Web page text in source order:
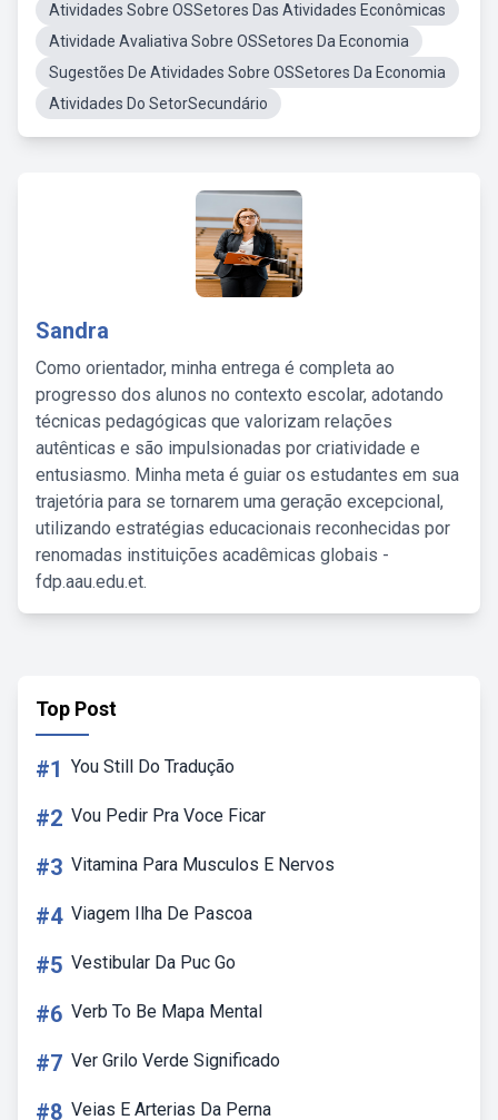
Atividades Sobre OSSetores Das Atividades Econômicas
Atividade Avaliativa Sobre OSSetores Da Economia
Sugestões De Atividades Sobre OSSetores Da Economia
Atividades Do SetorSecundário
Sandra
Como orientador, minha entrega é completa ao
progresso dos alunos no contexto escolar, adotando
técnicas pedagógicas que valorizam relações
autênticas e são impulsionadas por criatividade e
entusiasmo. Minha meta é guiar os estudantes em sua
trajetória para se tornarem uma geração excepcional,
utilizando estratégias educacionais reconhecidas por
renomadas instituições acadêmicas globais -
fdp.aau.edu.et.
Top Post
#1 You Still Do Tradução
#2 Vou Pedir Pra Voce Ficar
#3 Vitamina Para Musculos E Nervos
#4 Viagem Ilha De Pascoa
#5 Vestibular Da Puc Go
#6 Verb To Be Mapa Mental
#7 Ver Grilo Verde Significado
#8 Veias E Arterias Da Perna